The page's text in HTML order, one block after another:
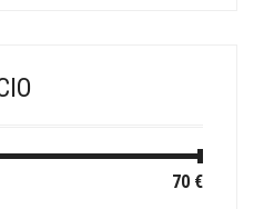
70 €